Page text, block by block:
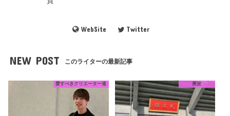
WebSite Twitter
NEW POST このライターの最新記事
愛すべきクリエーター達 美波